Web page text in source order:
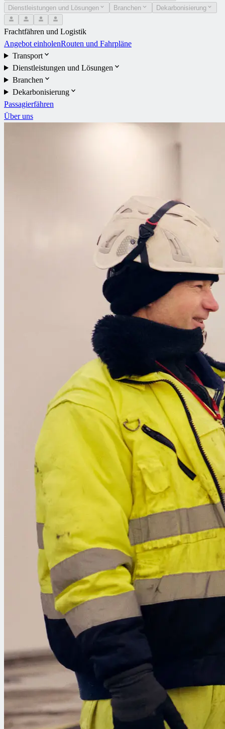
Dienstleistungen und Lösungen
Branchen Dekarbonisierung
Frachtfähren und Logistik
Angebot einholenRouten und Fahrpläne
Transport
Dienstleistungen und Lösungen
Branchen
Dekarbonisierung
Passagierfähren
Über uns